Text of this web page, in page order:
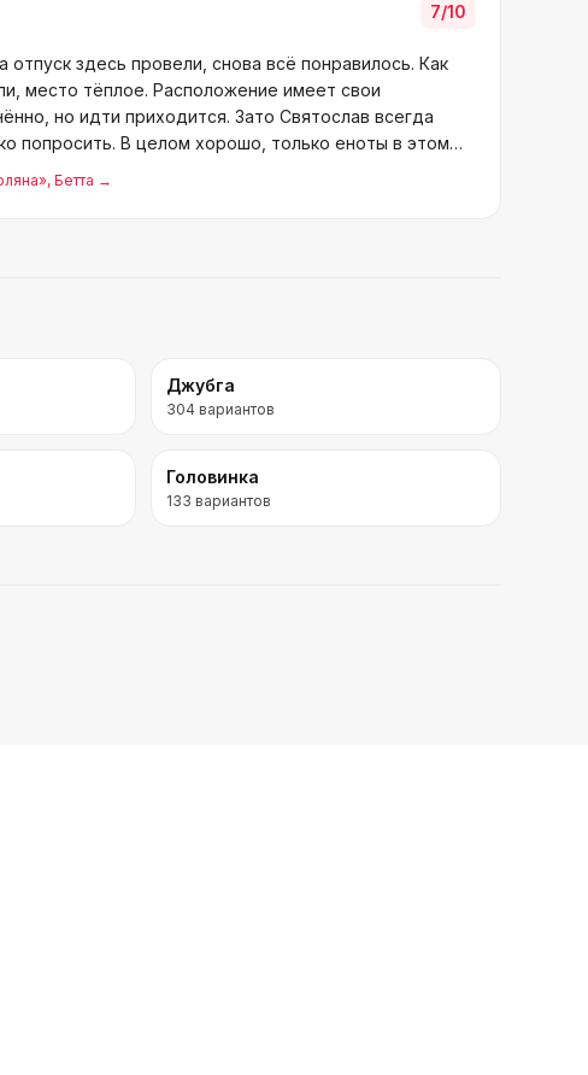
7/10
отпуск здесь провели, снова всё понравилось. Как
место тёплое. Расположение имеет свои
но идти приходится. Зато Святослав всегда
попросить. В целом хорошо, только еноты в этом
, Бетта →
Джубга
304 вариантов
Головинка
133 вариантов